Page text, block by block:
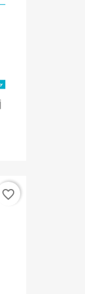
favorite_border